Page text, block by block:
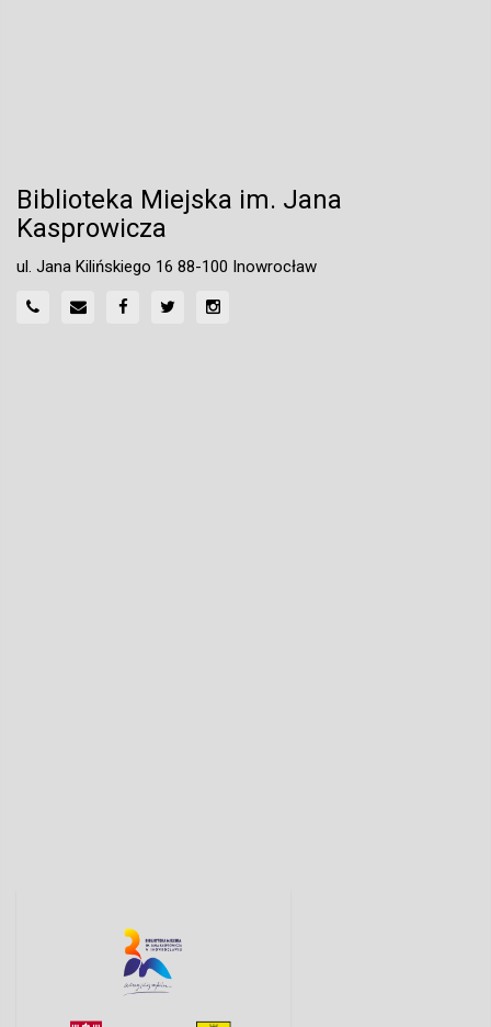
Biblioteka Miejska im. Jana
Kasprowicza
ul. Jana Kilińskiego 16 88-100 Inowrocław